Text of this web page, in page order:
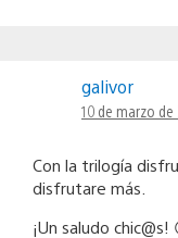
galivor
10 de marzo de
Con la trilogía
disfrutare más.
¡Un saludo chic@s!